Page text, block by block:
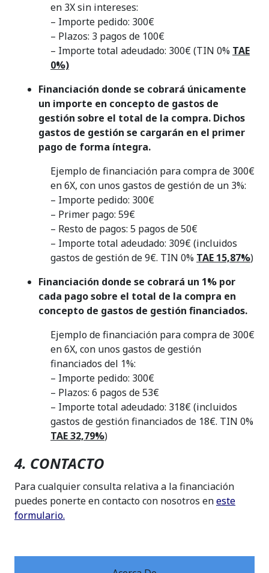
en 3X sin intereses:
– Importe pedido: 300€
– Plazos: 3 pagos de 100€
– Importe total adeudado: 300€ (TIN 0% TAE
0%)
Financiación donde se cobrará únicamente
un importe en concepto de gastos de
gestión sobre el total de la compra. Dichos
gastos de gestión se cargarán en el primer
pago de forma íntegra.
Ejemplo de financiación para compra de 300€
en 6X, con unos gastos de gestión de un 3%:
– Importe pedido: 300€
– Primer pago: 59€
– Resto de pagos: 5 pagos de 50€
– Importe total adeudado: 309€ (incluidos
gastos de gestión de 9€. TIN 0% TAE 15,87%)
Financiación donde se cobrará un 1% por
cada pago sobre el total de la compra en
concepto de gastos de gestión financiados.
Ejemplo de financiación para compra de 300€
en 6X, con unos gastos de gestión
financiados del 1%:
– Importe pedido: 300€
– Plazos: 6 pagos de 53€
– Importe total adeudado: 318€ (incluidos
gastos de gestión financiados de 18€. TIN 0%
TAE 32,79%)
4. CONTACTO
Para cualquier consulta relativa a la financiación
puedes ponerte en contacto con nosotros eneste
formulario.